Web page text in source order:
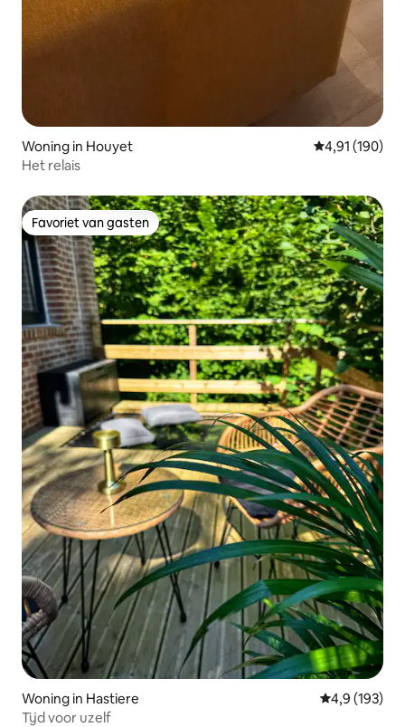
Woning in Houyet Gemiddelde
4,91 (190)
Het relais
Favoriet van gasten
Favoriet van gasten
Woning in Hastiere Gemiddelde
4,9 (193)
Tijd voor uzelf